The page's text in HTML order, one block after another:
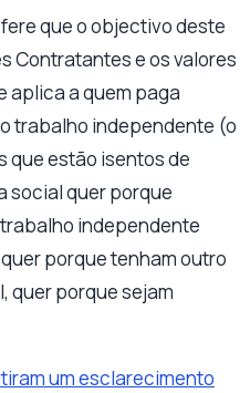
que o objectivo deste
Contratantes e os valores
aplica a quem paga
trabalho independente (o
que estão isentos de
social quer porque
independente
porque tenham outro
quer porque sejam
um esclarecimento